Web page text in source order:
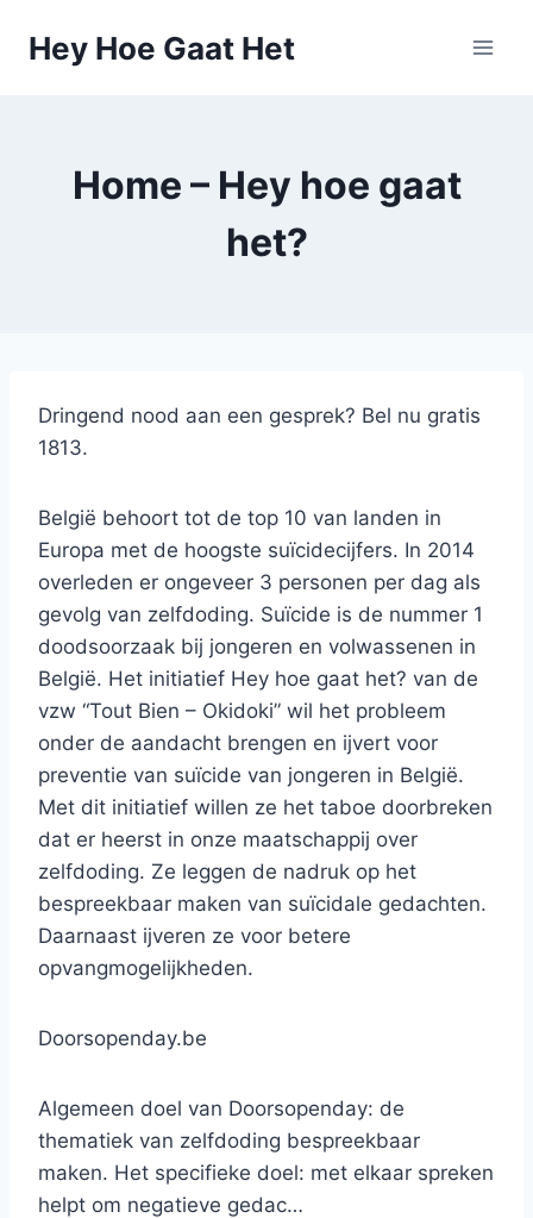
Hey Hoe Gaat Het
Home – Hey hoe gaat
het?
Dringend nood aan een gesprek? Bel nu gratis
1813.
België behoort tot de top 10 van landen in
Europa met de hoogste suïcidecijfers. In 2014
overleden er ongeveer 3 personen per dag als
gevolg van zelfdoding. Suïcide is de nummer 1
doodsoorzaak bij jongeren en volwassenen in
België. Het initiatief Hey hoe gaat het? van de
vzw “Tout Bien – Okidoki” wil het probleem
onder de aandacht brengen en ijvert voor
preventie van suïcide van jongeren in België.
Met dit initiatief willen ze het taboe doorbreken
dat er heerst in onze maatschappij over
zelfdoding. Ze leggen de nadruk op het
bespreekbaar maken van suïcidale gedachten.
Daarnaast ijveren ze voor betere
opvangmogelijkheden.
Doorsopenday.be
Algemeen doel van Doorsopenday: de
thematiek van zelfdoding bespreekbaar
maken. Het specifieke doel: met elkaar spreken
helpt om negatieve gedac…